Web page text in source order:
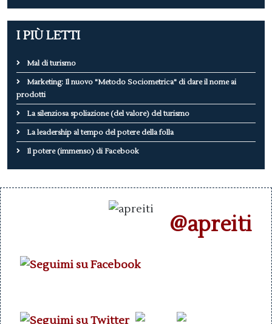
I PIÙ LETTI
Mal di turismo
Marketing: Il nuovo "Metodo Sociometrica" di dare il nome ai
prodotti
La silenziosa spoliazione (del valore) del turismo
La leadership al tempo del potere della folla
Il potere (immenso) di Facebook
@apreiti